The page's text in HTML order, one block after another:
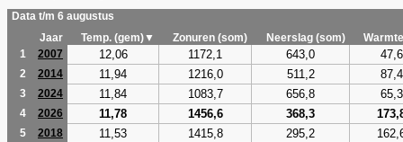
Data t/m 6 augustus
Jaar
Temp. (gem)▼ Zonuren (som) Neerslag (som)
1
2007 12,06 1172,1 643,0 47,6
2 2014 11,94 1216,0 511,2 87,4
3 2024 11,84 1083,7 656,8 65,3
4 2026 11,78 1456,6 368,3
5 2018 11,53 1415,8 295,2